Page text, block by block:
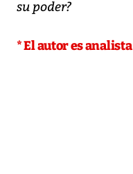
su poder?
* El autor es analista